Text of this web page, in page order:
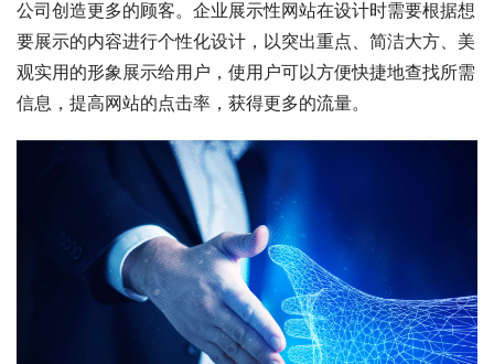
公司创造更多的顾客。企业展示性网站在设计时需要根据想
要展示的内容进行个性化设计，以突出重点、简洁大方、美
观实用的形象展示给用户，使用户可以方便快捷地查找所需
信息，提高网站的点击率，获得更多的流量。